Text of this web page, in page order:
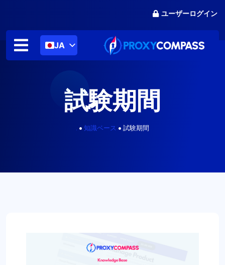
テ
ユーザーログイン
JA
試験期間
• 知識ベース • 試験期間